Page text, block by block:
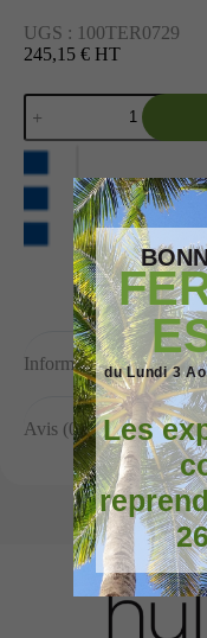
UGS : 100TER0729
245,15 € HT
Informations
Avis (0)
du Lundi 3
Les